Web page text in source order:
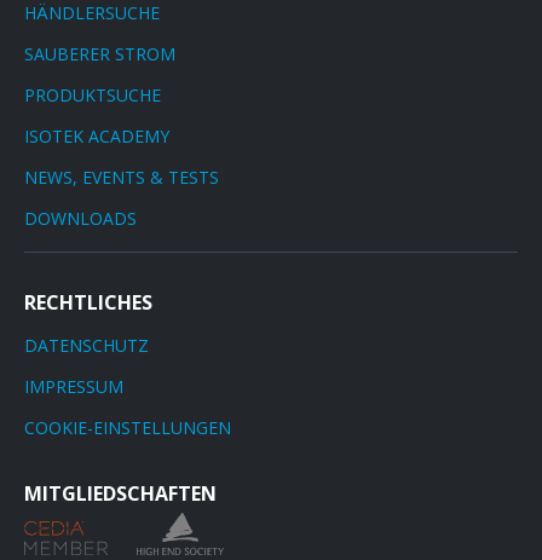
HÄNDLERSUCHE
SAUBERER STROM
PRODUKTSUCHE
ISOTEK ACADEMY
NEWS, EVENTS & TESTS
DOWNLOADS
RECHTLICHES
DATENSCHUTZ
IMPRESSUM
COOKIE-EINSTELLUNGEN
MITGLIEDSCHAFTEN